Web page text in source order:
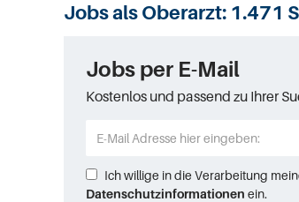
Jobs als Oberarzt: 1.471
Jobs per E-Mail
Kostenlos und passend zu Ihrer
Ich willige in die Verarbeitung
Datenschutzinformationen ein.